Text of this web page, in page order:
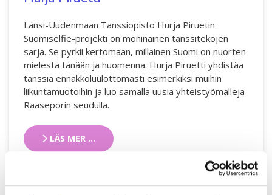
Länsi-Uudenmaan Tanssiopisto Hurja Piruetin
Suomiselfie-projekti on moninainen tanssitekojen
sarja. Se pyrkii kertomaan, millainen Suomi on nuorten
mielestä tänään ja huomenna. Hurja Piruetti yhdistää
tanssia ennakkoluulottomasti esimerkiksi muihin
liikuntamuotoihin ja luo samalla uusia yhteistyömalleja
Raaseporin seudulla.
LÄS MER …